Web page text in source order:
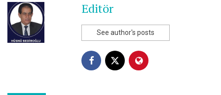
Editör
See author's posts